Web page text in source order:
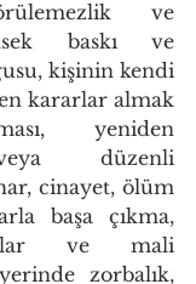
ve
baskı ve
kişinin kendi
kararlar almak
yeniden
düzenli
cinayet, ölüm
başa çıkma,
ve mali
zorbalık,